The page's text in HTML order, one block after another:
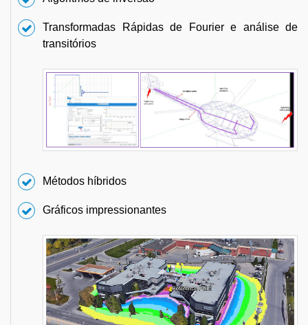
Transformadas Rápidas de Fourier e análise de
transitórios
Métodos híbridos
Gráficos impressionantes